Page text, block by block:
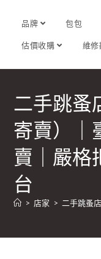
品牌 包包
估價收購 維修
二手跳蚤
寄賣）｜
賣｜嚴格
台
> 店家 > 二手跳蚤